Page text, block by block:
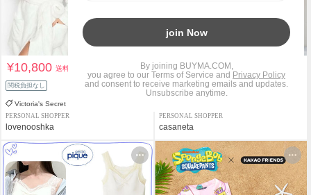
¥10,800送料込
関税負担なし
Victoria's Secret
PERSONAL SHOPPER
lovenooshka
¥17,400+送料着払
関税負担なし
PERSONAL SHOPPER
casaneta